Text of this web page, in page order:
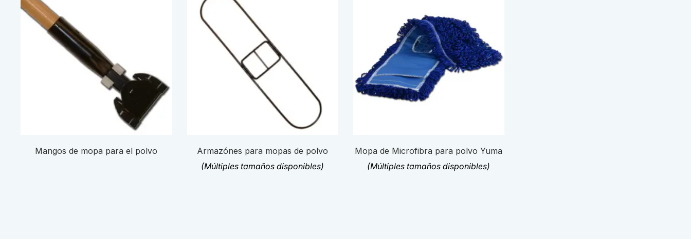
Mangos de mopa para el polvo
Armazónes para mopas de polvo
(Múltiples tamaños disponibles)
Mopa de Microfibra para polvo Yuma
(Múltiples tamaños disponibles)